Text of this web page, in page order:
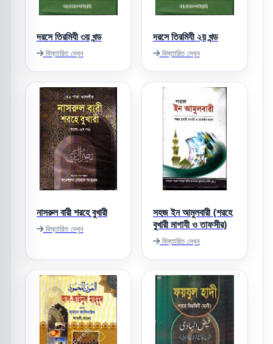
দরসে তিরমিযী ৩য় খন্ড
বিস্তারিত দেখুন
দরসে তিরমিযী ২য় খন্ড
বিস্তারিত দেখুন
নাসরুল বারী শরহে বুখারী
বিস্তারিত দেখুন
সহজ ইন আমুলবারী (শরহে
বুখারী মাগাযী ও তাফসীর)
বিস্তারিত দেখুন